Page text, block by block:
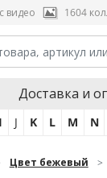
видео 1604
Доставка и
I J K L M N
Цвет бежевый